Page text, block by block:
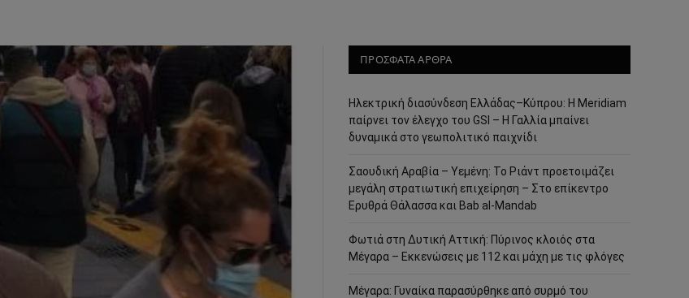
ΠΡΟΣΦΑΤΑ ΑΡΘΡΑ
Ηλεκτρική διασύνδεση Ελλάδας–Κύπρου: Η Meridiam
παίρνει τον έλεγχο του GSI – Η Γαλλία μπαίνει
δυναμικά στο γεωπολιτικό παιχνίδι
Σαουδική Αραβία – Υεμένη: Το Ριάντ προετοιμάζει
μεγάλη στρατιωτική επιχείρηση – Στο επίκεντρο
Ερυθρά Θάλασσα και Bab al-Mandab
Φωτιά στη Δυτική Αττική: Πύρινος κλοιός στα
Μέγαρα – Εκκενώσεις με 112 και μάχη με τις φλόγες
Μέγαρα: Γυναίκα παρασύρθηκε από συρμό του